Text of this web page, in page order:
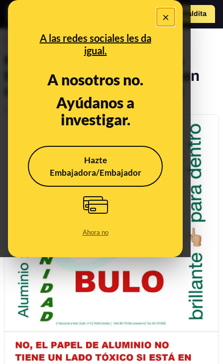
×
A las redes sociales les da
igual.
A nosotros no.
Ayúdanos a
investigar.
Hazte
Embajadora/Embajador
Ahora no
Hazte Maldita
No, el papel de aluminio no
tiene un lado tóxico si está en
contacto con los alimentos
Jul 27, 2018, 8:31:00 AM